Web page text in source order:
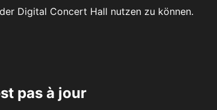
Digital Concert Hall nutzen zu können.
pas à jour